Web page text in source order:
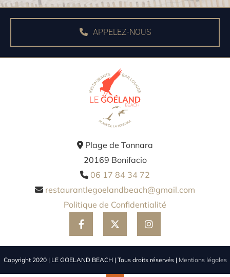
APPELEZ-NOUS
 Plage de Tonnara
20169 Bonifacio
 06 17 84 34 72
 restaurantlegoelandbeach@gmail.com
Politique de Confidentialité
Copyright 2020 | LE GOELAND BEACH | Tous droits réservés | Mentions légales